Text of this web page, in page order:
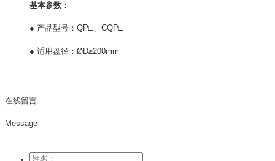
基本参数：
● 产品型号：QP□、CQP□
● 适用盘径：ØD≥200mm
在线留言
Message